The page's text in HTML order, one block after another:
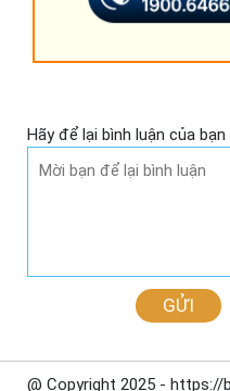
Hãy để lại bình luận của
GỬI
@ Copyright 2025 - https://